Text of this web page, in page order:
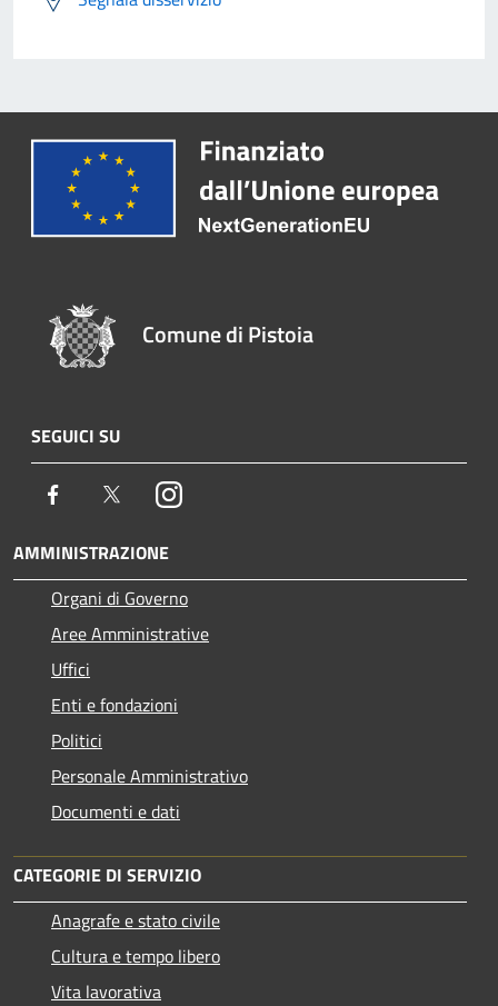
Comune di Pistoia
SEGUICI SU
Facebook TwitterInstagram
AMMINISTRAZIONE
Organi di Governo
Aree Amministrative
Uffici
Enti e fondazioni
Politici
Personale Amministrativo
Documenti e dati
CATEGORIE DI SERVIZIO
Anagrafe e stato civile
Cultura e tempo libero
Vita lavorativa